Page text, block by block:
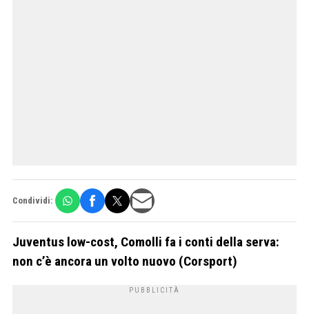
Condividi:
Juventus low-cost, Comolli fa i conti della serva:
non c’è ancora un volto nuovo (Corsport)